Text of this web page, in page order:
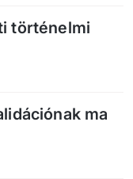
történelmi
ma